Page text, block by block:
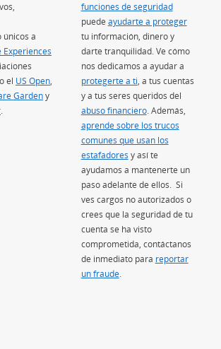
a
Experiences (Se abre en superposición)
el US Open(Se abre en superposición)
,
Garden(Se abre en superposición)
y
(Se abre en superposición)
.
funciones de seguridad
puede ayudarte a proteger
tu información, dinero y
darte tranquilidad. Ve cómo
nos dedicamos a ayudar a
protegerte a ti, a tus cuentas
y a tus seres queridos del
abuso financiero. Además,
aprende sobre los trucos
comunes que usan los
estafadores (Se abre en
y así te
ayudamos a mantenerte un
paso adelante de ellos. Si
ves cargos no autorizados o
crees que la seguridad de tu
cuenta se ha visto
comprometida, contáctanos
de inmediato para reportar
un fraude.